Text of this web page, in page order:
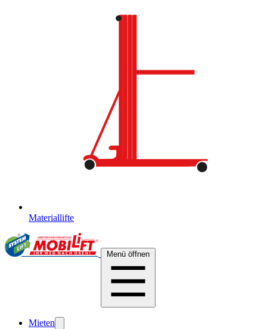
Materiallifte
Menü öffnen
Mieten